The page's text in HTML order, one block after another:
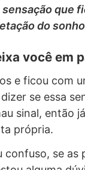
que
do
você em
e ficou com
se essa
sinal, então
própria.
confuso, se as